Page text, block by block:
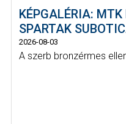
KÉPGALÉRIA: MTK
SPARTAK
2026-08-03
A szerb bronzérmes